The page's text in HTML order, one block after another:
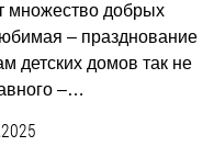
множество добрых
– празднование
детских домов так не
–…